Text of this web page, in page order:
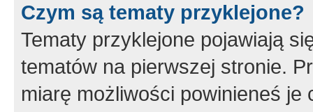
Czym są tematy przyklejone?
Tematy przyklejone pojawiają
tematów na pierwszej stronie.
miarę możliwości powinieneś je